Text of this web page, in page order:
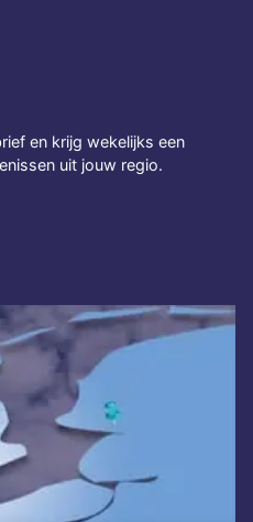
en krijg wekelijks een
uit jouw regio.